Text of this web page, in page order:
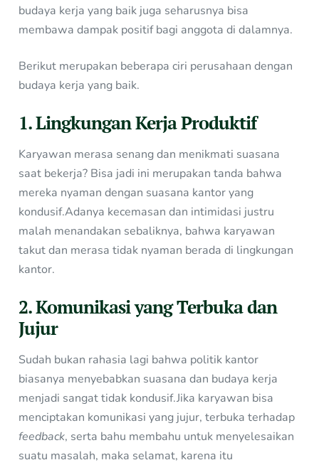
budaya kerja yang baik juga seharusnya bisa
membawa dampak positif bagi anggota di dalamnya.
Berikut merupakan beberapa ciri perusahaan dengan
budaya kerja yang baik.
1. Lingkungan Kerja Produktif
Karyawan merasa senang dan menikmati suasana
saat bekerja? Bisa jadi ini merupakan tanda bahwa
mereka nyaman dengan suasana kantor yang
kondusif.Adanya kecemasan dan intimidasi justru
malah menandakan sebaliknya, bahwa karyawan
takut dan merasa tidak nyaman berada di lingkungan
kantor.
2. Komunikasi yang Terbuka dan
Jujur
Sudah bukan rahasia lagi bahwa politik kantor
biasanya menyebabkan suasana dan budaya kerja
menjadi sangat tidak kondusif.Jika karyawan bisa
menciptakan komunikasi yang jujur, terbuka terhadap
feedback, serta bahu membahu untuk menyelesaikan
suatu masalah, maka selamat, karena itu